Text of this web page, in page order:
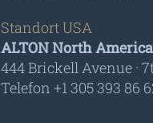
Standort USA
ALTON North
444 Brickell Avenue ·
Telefon +1 305 393 86